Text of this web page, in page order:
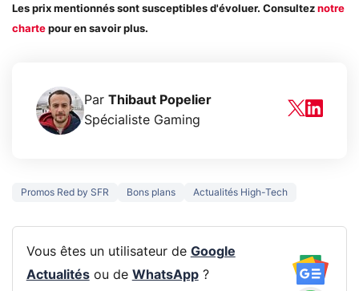
Les prix mentionnés sont susceptibles d'évoluer. Consultez notre
charte pour en savoir plus.
Par Thibaut Popelier
Spécialiste Gaming
Promos Red by SFR Bons plans Actualités High-Tech
Vous êtes un utilisateur de Google
Actualitésou de WhatsApp?